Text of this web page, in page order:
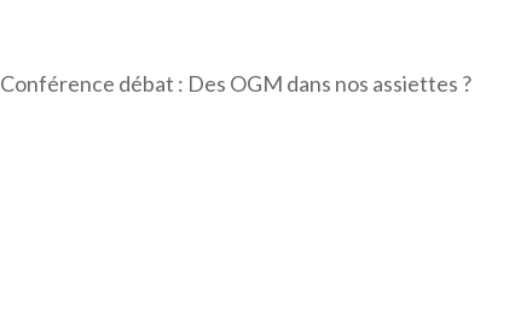
Conférence débat : Des OGM dans nos assiettes ?